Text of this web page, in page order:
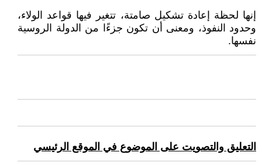
إنها لحظة إعادة تشكيل صامتة، تتغير فيها قواعد الولاء،
وحدود النفوذ، ومعنى أن تكون جزءًا من الدولة الروسية
نفسها.
التعليق والتصويت على الموضوع في الموقع الرئيسي